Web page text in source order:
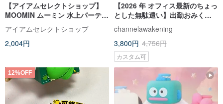
【アイアムセレクトショップ】
MOOMIN ムーミン 水上パーティ
ー 80周年記念キャラクターブラ
インドボックス ミニチャーム
アイアムセレクトショップ
2,004円
【2026 年 オフィス最新のちょっ
とした無駄遣い】出勤おみくじ
ブラインドボックス 香港おもし
ろ語句 カスタマイズ可能
channelawakening
3,800円 4,756円
カスタム可
12%OFF